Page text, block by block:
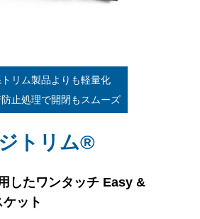
トリム製品よりも軽量化
止処理で開閉もスムーズ
トリム®
したワンタッチ Easy &
ット